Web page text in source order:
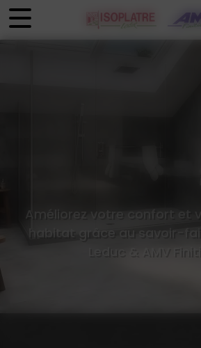
Panneau de gestion des cookies
Améliorez votre confort et
habitat grâce au savoir-